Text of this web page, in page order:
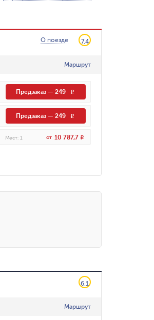
О поезде 7.4
Маршрут
Предзаказ— 249 R
Предзаказ— 249 R
Мест: 1 от 10 787,7 R
6.1
Маршрут